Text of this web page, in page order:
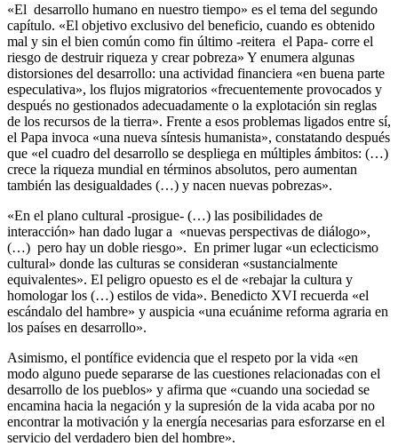
«El desarrollo humano en nuestro tiempo» es el tema del segundo
capítulo. «El objetivo exclusivo del beneficio, cuando es obtenido
mal y sin el bien común como fin último -reitera el Papa- corre el
riesgo de destruir riqueza y crear pobreza» Y enumera algunas
distorsiones del desarrollo: una actividad financiera «en buena parte
especulativa», los flujos migratorios «frecuentemente provocados y
después no gestionados adecuadamente o la explotación sin reglas
de los recursos de la tierra». Frente a esos problemas ligados entre sí,
el Papa invoca «una nueva síntesis humanista», constatando después
que «el cuadro del desarrollo se despliega en múltiples ámbitos: (…)
crece la riqueza mundial en términos absolutos, pero aumentan
también las desigualdades (…) y nacen nuevas pobrezas».
«En el plano cultural -prosigue- (…) las posibilidades de
interacción» han dado lugar a «nuevas perspectivas de diálogo»,
(…) pero hay un doble riesgo». En primer lugar «un eclecticismo
cultural» donde las culturas se consideran «sustancialmente
equivalentes». El peligro opuesto es el de «rebajar la cultura y
homologar los (…) estilos de vida». Benedicto XVI recuerda «el
escándalo del hambre» y auspicia «una ecuánime reforma agraria en
los países en desarrollo».
Asimismo, el pontífice evidencia que el respeto por la vida «en
modo alguno puede separarse de las cuestiones relacionadas con el
desarrollo de los pueblos» y afirma que «cuando una sociedad se
encamina hacia la negación y la supresión de la vida acaba por no
encontrar la motivación y la energía necesarias para esforzarse en el
servicio del verdadero bien del hombre».